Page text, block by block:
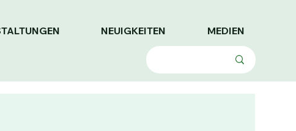
NEUIGKEITEN MEDIEN